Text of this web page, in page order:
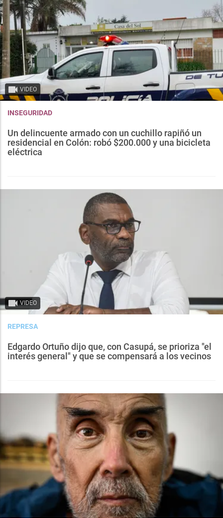
VIDEO
INSEGURIDAD
Un delincuente armado con un cuchillo rapiñó un
residencial en Colón: robó $200.000 y una bicicleta
eléctrica
VIDEO
REPRESA
Edgardo Ortuño dijo que, con Casupá, se prioriza "el
interés general" y que se compensará a los vecinos